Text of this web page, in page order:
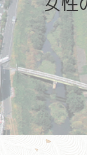
鋳
物
を
扱
っ
て